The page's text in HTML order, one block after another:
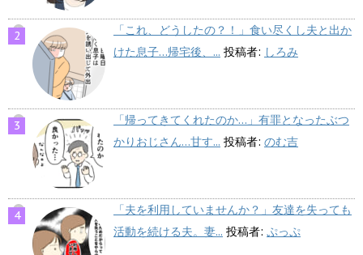
「これ、どうしたの？！」食い尽くし夫と出か
けた息子…帰宅後、... 投稿者: しろみ
「帰ってきてくれたのか…」有罪となったぶつ
かりおじさん…甘す... 投稿者: のむ吉
「夫を利用していませんか？」友達を失っても
活動を続ける夫。妻... 投稿者: ぷっぷ